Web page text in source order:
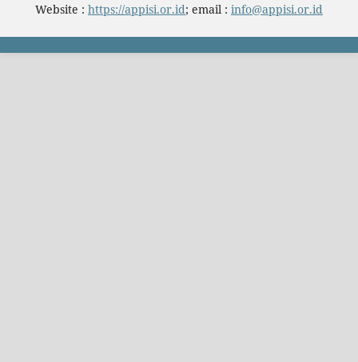
Website : https://appisi.or.id; email : info@appisi.or.id